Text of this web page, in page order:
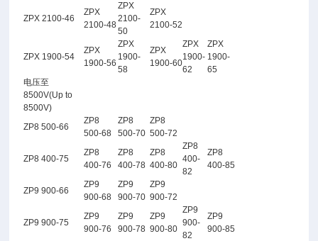
ZPX 2100-46
ZPX
2100-48
ZPX
2100-
50
ZPX
2100-52
ZPX 1900-54
ZPX
1900-56
ZPX
1900-
58
ZPX
1900-60
ZPX
1900-
62
ZPX
1900-
65
电压至
8500V(Up to
8500V)
ZP8 500-66
ZP8
500-68
ZP8
500-70
ZP8
500-72
ZP8 400-75
ZP8
400-76
ZP8
400-78
ZP8
400-80
ZP8
400-
82
ZP8
400-85
ZP9 900-66
ZP9
900-68
ZP9
900-70
ZP9
900-72
ZP9 900-75
ZP9
900-76
ZP9
900-78
ZP9
900-80
ZP9
900-
82
ZP9
900-85